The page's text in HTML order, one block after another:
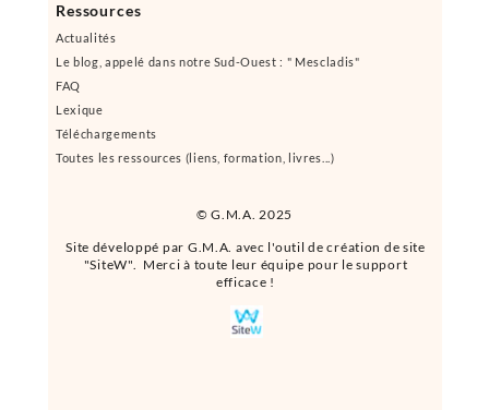
© G.M.A. 2025
Site développé par G.M.A. avec l'outil de création de site
"SiteW". Merci à toute leur équipe pour le support
efficace !
Ressources
Actualités
Le blog, appelé dans notre Sud-Ouest : " Mescladis"
FAQ
Lexique
Téléchargements
Toutes les ressources (liens, formation, livres...)